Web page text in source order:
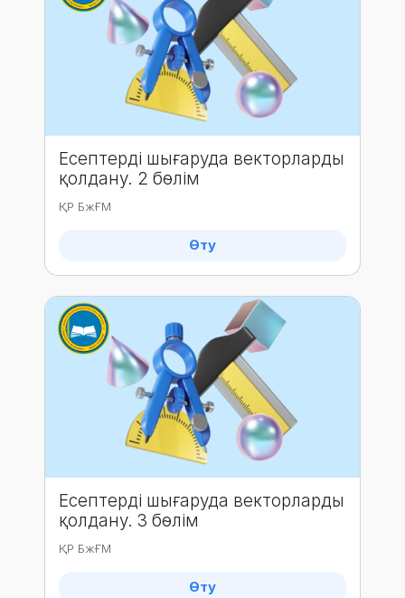
Есептерді шығаруда векторларды
қолдану. 2 бөлім
ҚР БжҒМ
Өту
Есептерді шығаруда векторларды
қолдану. 3 бөлім
ҚР БжҒМ
Өту